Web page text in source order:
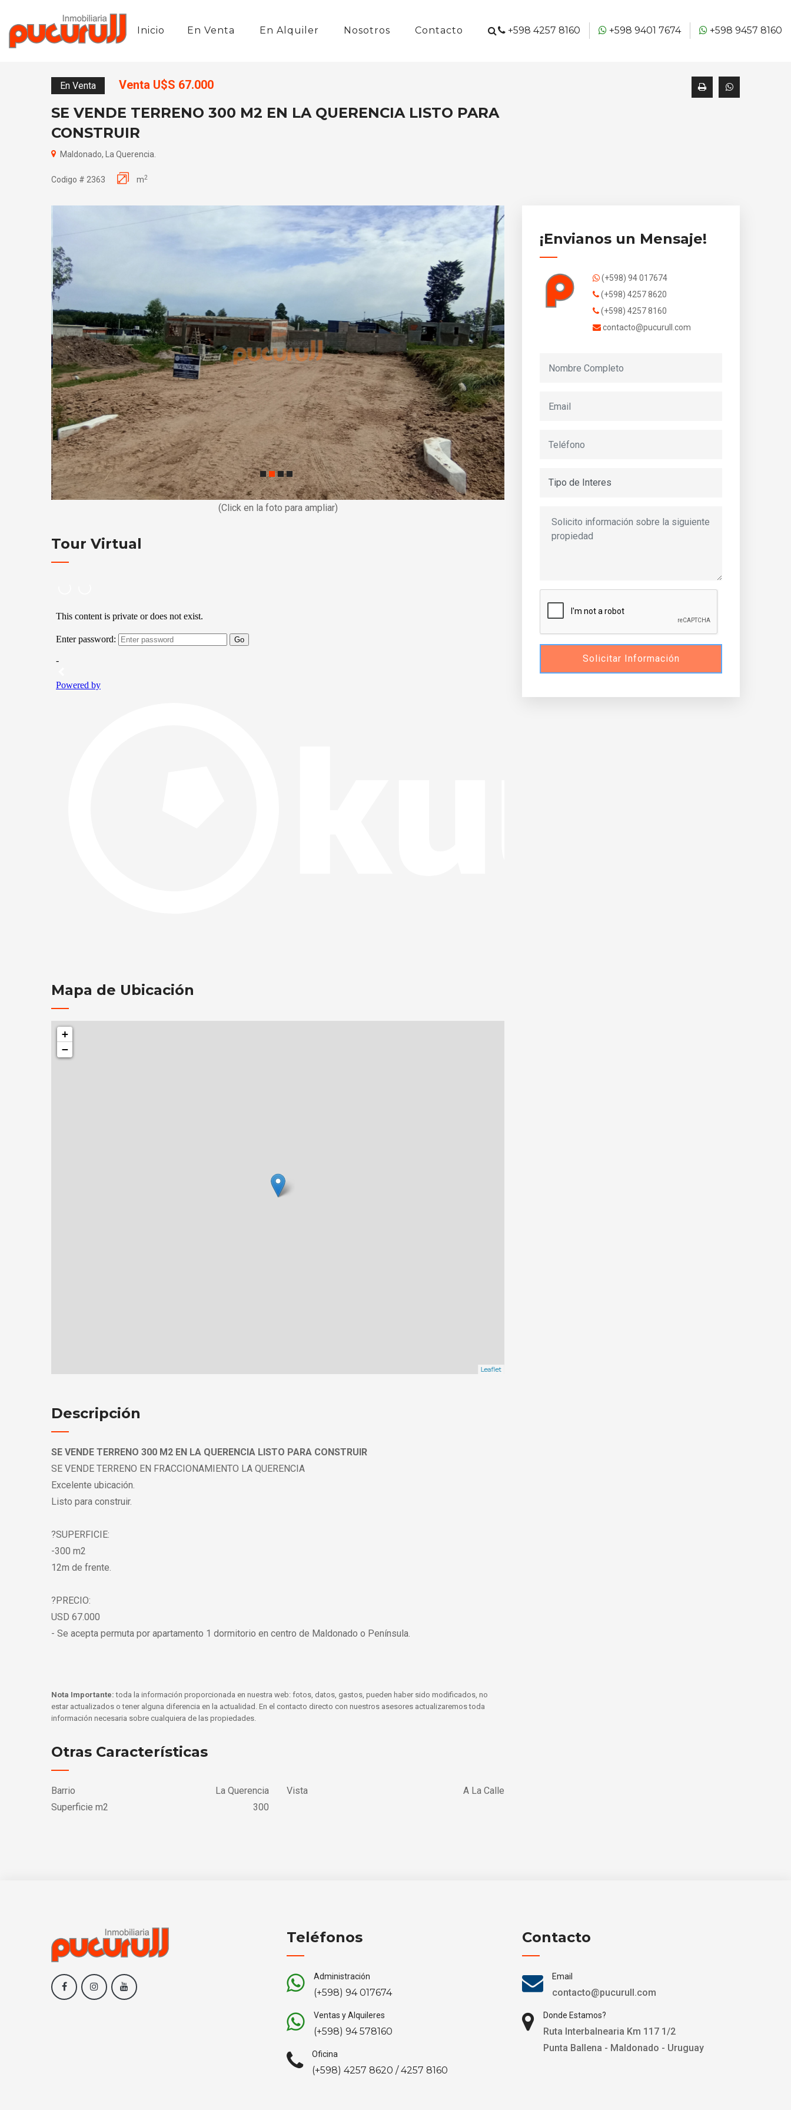
Inicio En Venta En Alquiler Nosotros Contacto +598 4257 8160 +598 9401 7674 +598 9457 8160
En Venta Venta U$S 67.000
SE VENDE TERRENO 300 M2 EN LA QUERENCIA LISTO PARA
CONSTRUIR
Maldonado, La Querencia.
Codigo # 2363 m2
(Click en la foto para ampliar)
Tour Virtual
Mapa de Ubicación
+
−
Leaflet
Descripción
SE VENDE TERRENO 300 M2 EN LA QUERENCIA LISTO PARA CONSTRUIR
SE VENDE TERRENO EN FRACCIONAMIENTO LA QUERENCIA
Excelente ubicación.
Listo para construir.
?SUPERFICIE:
-300 m2
12m de frente.
?PRECIO:
USD 67.000
- Se acepta permuta por apartamento 1 dormitorio en centro de Maldonado o Península.
Nota Importante:toda la información proporcionada en nuestra web: fotos, datos, gastos, pueden haber sido modificados, no
estar actualizados o tener alguna diferencia en la actualidad. En el contacto directo con nuestros asesores actualizaremos toda
información necesaria sobre cualquiera de las propiedades.
Otras Características
Barrio La Querencia Vista
A La Calle
Superficie m2
300
¡Envianos un Mensaje!
(+598) 94 017674
(+598) 4257 8620
(+598) 4257 8160
contacto@pucurull.com
Solicitar Información
Teléfonos
Administración
(+598) 94 017674
Ventas y Alquileres
(+598) 94 578160
Oficina
(+598) 4257 8620 / 4257 8160
Contacto
Email
contacto@pucurull.com
Donde Estamos?
Ruta Interbalnearia Km 117 1/2
Punta Ballena - Maldonado - Uruguay